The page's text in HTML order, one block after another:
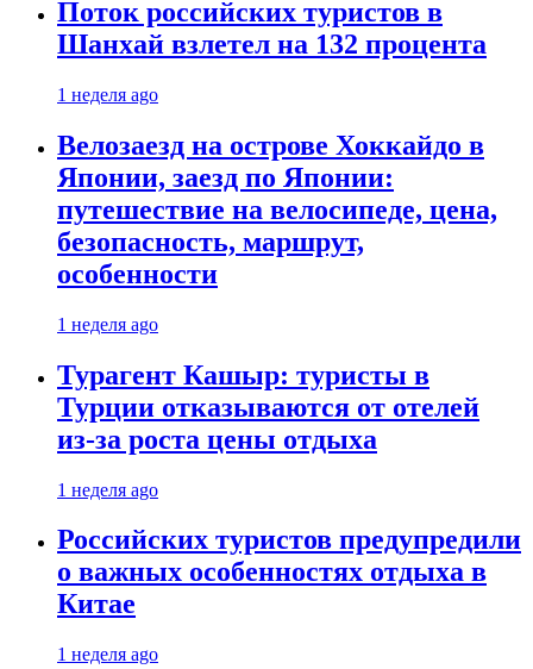
Поток российских туристов в
Шанхай взлетел на 132 процента
1 неделя ago
Велозаезд на острове Хоккайдо в
Японии, заезд по Японии:
путешествие на велосипеде, цена,
безопасность, маршрут,
особенности
1 неделя ago
Турагент Кашыр: туристы в
Турции отказываются от отелей
из-за роста цены отдыха
1 неделя ago
Российских туристов предупредили
о важных особенностях отдыха в
Китае
1 неделя ago